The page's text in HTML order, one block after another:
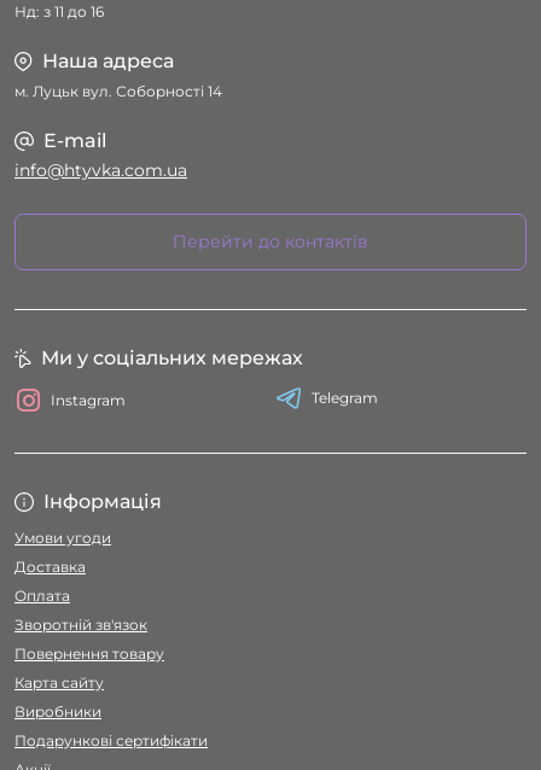
Нд: з 11 до 16
Наша адреса
м. Луцьк вул. Соборності 14
E-mail
info@htyvka.com.ua
Перейти до контактів
Інформація
Умови угоди
Доставка
Оплата
Зворотній зв'язок
Повернення товару
Карта сайту
Виробники
Подарункові сертифікати
Ми у соціальних мережах
Instagram Telegram